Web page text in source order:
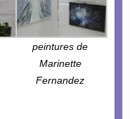
peintures de
Marinette
Fernandez